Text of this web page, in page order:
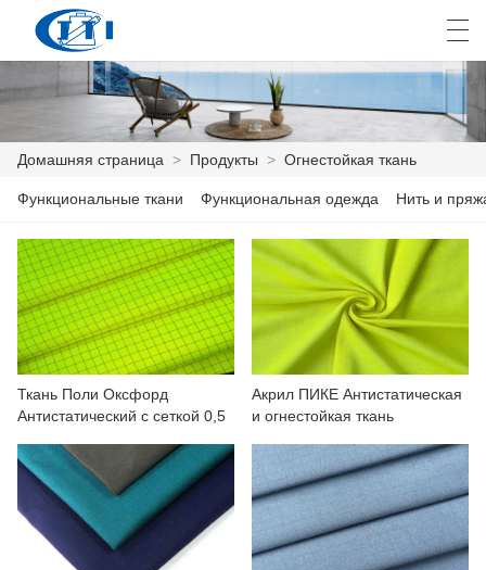
ДОМАШНЯЯ СТРАНИЦА
ПРОДУКТЫ
КАСТОМИЗАЦИЯ
О НАС
НОВОСТИ
ПРОМЫШЛЕННОСТЬ
СВЯЖИТЕСЬ С НАМИ
ВИДЕО
العربية česky Deutsch
Домашняя страница > Продукты > Огнестойкая ткань
Функциональные ткани Функциональная одежда Нить и
Ткань Поли Оксфорд
Антистатический с сеткой 0,5
Акрил ПИКЕ Антистатическая
и огнестойкая ткань